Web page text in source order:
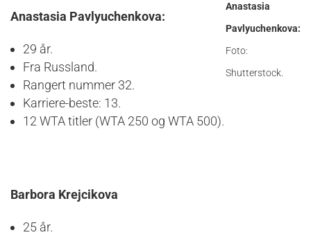
Anastasia
Pavlyuchenkova:
Foto:
Shutterstock.
Anastasia Pavlyuchenkova:
29 år.
Fra Russland.
Rangert nummer 32.
Karriere-beste: 13.
12 WTA titler (WTA 250 og WTA 500).
Barbora Krejcikova
25 år.